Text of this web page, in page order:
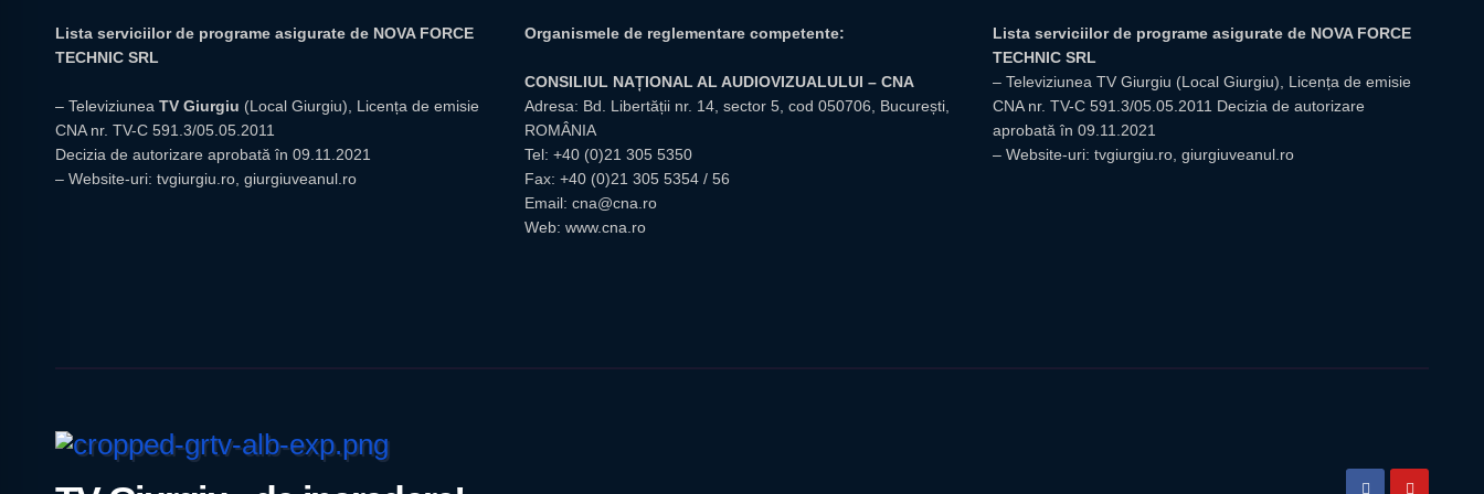
Lista serviciilor de programe asigurate de NOVA FORCE
TECHNIC SRL
– Televiziunea TV Giurgiu (Local Giurgiu), Licența de emisie
CNA nr. TV-C 591.3/05.05.2011
Decizia de autorizare aprobată în 09.11.2021
– Website-uri: tvgiurgiu.ro giurgiuveanul.ro
Organismele de reglementare competente:
CONSILIUL NAȚIONAL AL AUDIOVIZUALULUI – CNA
Adresa: Bd. Libertății nr. 14, sector 5, cod 050706, București,
ROMÂNIA
Tel: +40 (0)21 305 5350
Fax: +40 (0)21 305 5354 / 56
Email: cna@cna.ro
Web: www.cna.ro
Lista serviciilor de programe asigurate de NOVA FORCE
TECHNIC SRL
– Televiziunea TV Giurgiu (Local Giurgiu), Licența de emisie
CNA nr. TV-C 591.3/05.05.2011 Decizia de autorizare
aprobată în 09.11.2021
– Website-uri: tvgiurgiu.ro, giurgiuveanul.ro